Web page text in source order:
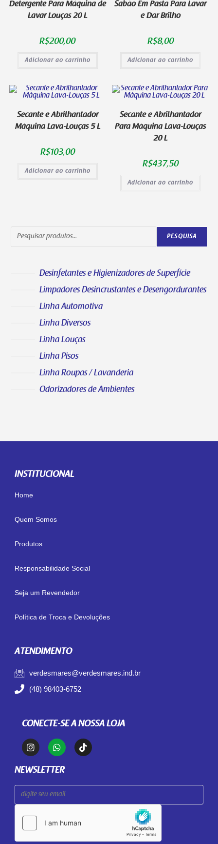
Detergente Para Máquina de
Lavar Louças 20 L
R$200,00
Adicionar ao carrinho
Sabão Em Pasta Para Lavar
e Dar Brilho
R$8,00
Adicionar ao carrinho
Secante e Abrilhantador
Máquina Lava-Louças 5 L
R$103,00
Adicionar ao carrinho
Secante e Abrilhantador
Para Máquina Lava-Louças
20 L
R$437,50
Adicionar ao carrinho
PESQUISA
Desinfetantes e Higienizadores de Superfície
Limpadores Desincrustantes e Desengordurantes
Linha Automotiva
Linha Diversos
Linha Louças
Linha Pisos
Linha Roupas / Lavanderia
Odorizadores de Ambientes
INSTITUCIONAL
Home
Quem Somos
Produtos
Responsabilidade Social
Seja um Revendedor
Política de Troca e Devoluções
ATENDIMENTO
verdesmares@verdesmares.ind.br
(48) 98403-6752
CONECTE-SE A NOSSA LOJA
NEWSLETTER